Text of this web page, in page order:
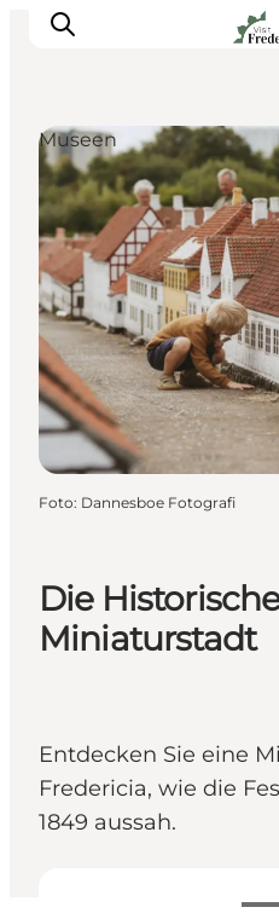
Veranstaltungen
Erlebnisse und
Restaurants
Unterkünfte
Reise planen
Book Führung
Die
Miniaturstadt
Entdecken Sie eine
Fredericia, wie die
1849 aussah.
Museen
Foto: Dannesboe Fotografi